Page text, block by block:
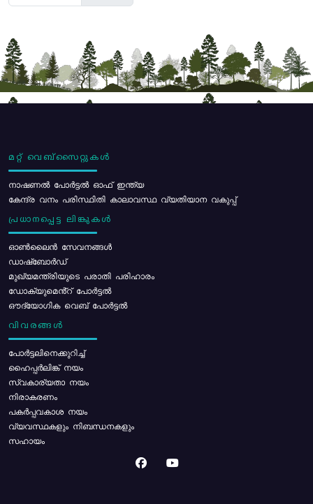
മറ്റ് വെബ്സൈറ്റുകൾ
നാഷണൽ പോർട്ടൽ ഓഫ് ഇന്ത്യ
കേന്ദ്ര വനം പരിസ്ഥിതി കാലാവസ്ഥ വ്യതിയാന വകുപ്പ്
പ്രധാനപ്പെട്ട ലിങ്കുകൾ
ഓൺലൈൻ സേവനങ്ങൾ
ഡാഷ്ബോർഡ്
മുഖ്യമന്ത്രിയുടെ പരാതി പരിഹാരം
ഡോക്യുമെൻ്റ് പോർട്ടൽ
ഔദ്യോഗിക വെബ് പോർട്ടൽ
വിവരങ്ങൾ
പോര്‍ട്ടലിനെക്കുറിച്ച്
ഹൈപ്പർലിങ്ക് നയം
സ്വകാര്യതാ നയം
നിരാകരണം
പകർപ്പവകാശ നയം
വ്യവസ്ഥകളും നിബന്ധനകളും
സഹായം